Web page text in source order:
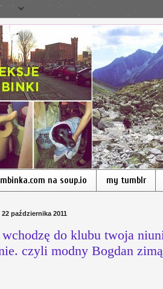
na soup.io my tumblr
października 2011
do klubu twoja
czyli modny Bogdan